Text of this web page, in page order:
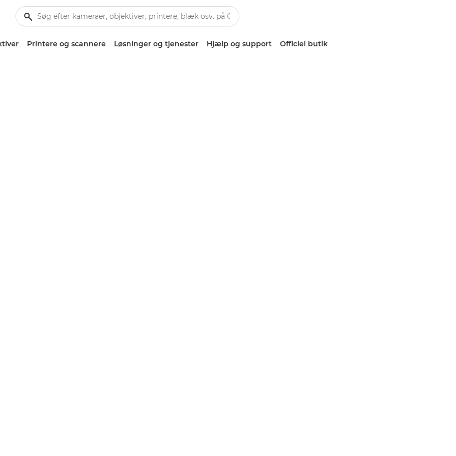
Printere og scannere Løsninger og tjenester Hjælp og support Officiel butik